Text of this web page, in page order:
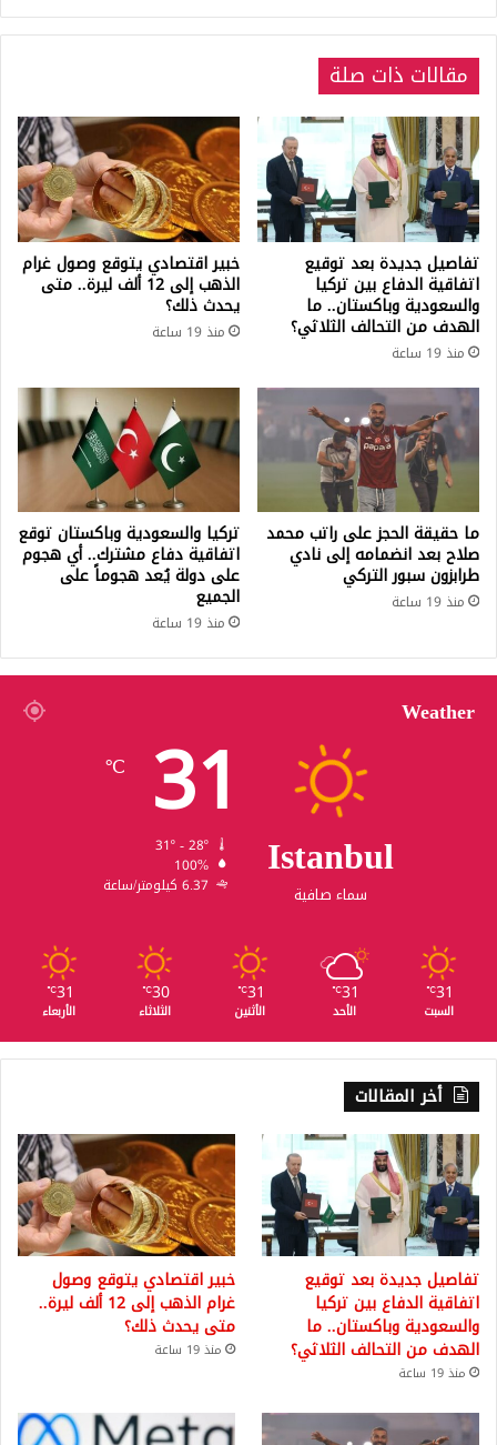
مقالات ذات صلة
تفاصيل جديدة بعد توقيع
اتفاقية الدفاع بين تركيا
والسعودية وباكستان.. ما
الهدف من التحالف الثلاثي؟
منذ 19 ساعة
خبير اقتصادي يتوقع وصول غرام
الذهب إلى 12 ألف ليرة.. متى
يحدث ذلك؟
منذ 19 ساعة
ما حقيقة الحجز على راتب محمد
صلاح بعد انضمامه إلى نادي
طرابزون سبور التركي
منذ 19 ساعة
تركيا والسعودية وباكستان توقع
اتفاقية دفاع مشترك.. أي هجوم
على دولة يُعد هجوماً على
الجميع
منذ 19 ساعة
Weather
Istanbul
سماء صافية
31
℃
100%
6.37 كيلومتر/ساعة
31
℃
السبت
31
℃
الأحد
31
℃
الأثنين
30
℃
الثلاثاء
31
℃
الأربعاء
أخر المقالات
تفاصيل جديدة بعد توقيع
اتفاقية الدفاع بين تركيا
والسعودية وباكستان.. ما
الهدف من التحالف الثلاثي؟
منذ 19 ساعة
خبير اقتصادي يتوقع وصول
غرام الذهب إلى 12 ألف ليرة..
متى يحدث ذلك؟
منذ 19 ساعة